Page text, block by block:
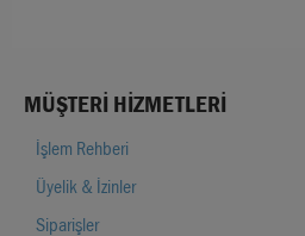
MÜŞTERI HIZMETLERI
İşlem Rehberi
Üyelik & İzinler
Siparişler